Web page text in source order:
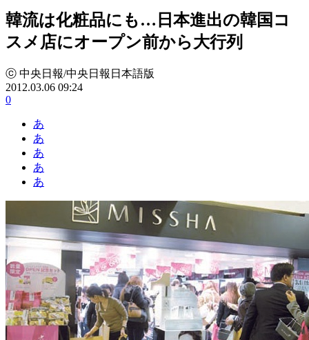
韓流は化粧品にも…日本進出の韓国コ
スメ店にオープン前から大行列
ⓒ 中央日報/中央日報日本語版
2012.03.06 09:24
0
あ
あ
あ
あ
あ